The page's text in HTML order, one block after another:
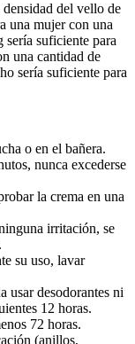
del vello de
una mujer con una
suficiente para
una cantidad de
sería suficiente para
o en el bañera.
nunca excederse
la crema en una
irritación, se
su uso, lavar
usar desodorantes ni
12 horas.
72 horas.
(anillos,